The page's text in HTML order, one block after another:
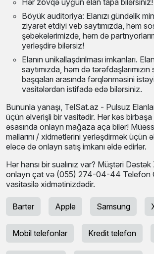
Böyük auditoriya: Elanızı gündəlik
ziyarət etdiyi veb saytımızda, həm
şəbəkələrimizdə, həm də
yerləşdirə bilərsiz!
Elanın unikallaşdırılması imkanları.
saytımızda, həm də tərəfdaşlarımızın
başqaları arasında fərqlənməsini
vasitələrdən istifadə edə bilərsiniz.
Bununla yanaşı, TelSat.az - Pulsuz
üçün əlverişli bir vasitədir. Hər kəs birbaşa
əsasında onlayn mağaza aça bilər!
mallarını / xidmətlərini yerləşdirmək üçün
eləcə də onlayn satış imkanı əldə edirlər.
Hər hansı bir sualınız var? Müştəri
onlayn çat və (055) 274-04-44 Telefon
vasitəsilə xidmətinizdədir.
Barter Apple Samsung
Mobil telefonlar Kredit telefon